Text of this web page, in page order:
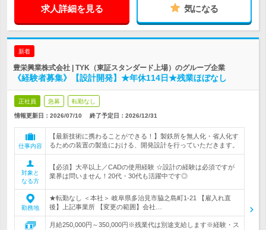
求人詳細を見る 気になる
新着
豊栄興業株式会社 | TYK（東証スタンダード上場）のグループ企業
《経験者募集》【設計開発】★年休114日★残業ほぼなし
正社員 急募 転勤なし
情報更新日：2026/07/10 終了予定日： 2026/12/31
仕事内容
【最新技術に携わることができる！】製鉄所を無人化・省人化す
るための装置の製造における、開発設計を行っていただきます。
対象と
なる方
【必須】大卒以上／CADの使用経験 ☆設計の経験は必須ですが
業界は問いません！20代・30代も活躍中です◎
勤務地
★転勤なし ＜本社＞ 岐阜県多治見市脇之島町1-21 【雇入れ直
後】上記事業所 【変更の範囲】会社…
月給250,000円～350,000円※残業代は別途支給します※経験・ス